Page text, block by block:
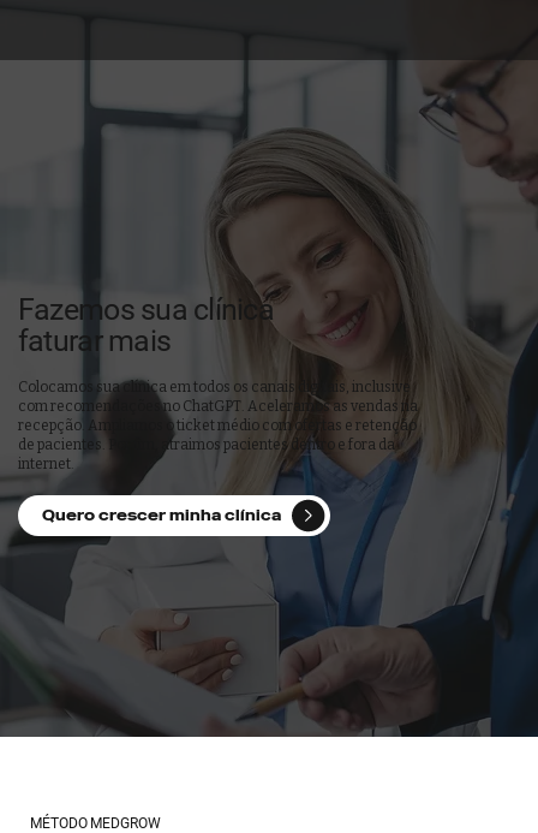
Fazemos sua clínica
faturar mais
Colocamos sua clínica em todos os canais digitais, inclusive
com recomendações no ChatGPT. Aceleramos as vendas na
recepção. Ampliamos o ticket médio com ofertas e retenção
de pacientes. Por fim, atraimos pacientes dentro e fora da
internet.
Quero crescer minha clínica
MÉTODO MEDGROW